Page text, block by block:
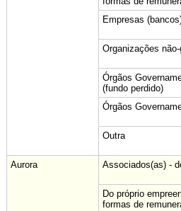
Empresas
Organizações
Órgãos
(fundo perdido)
Órgãos
Outra
Aurora Associados(as) -
Do próprio
formas de